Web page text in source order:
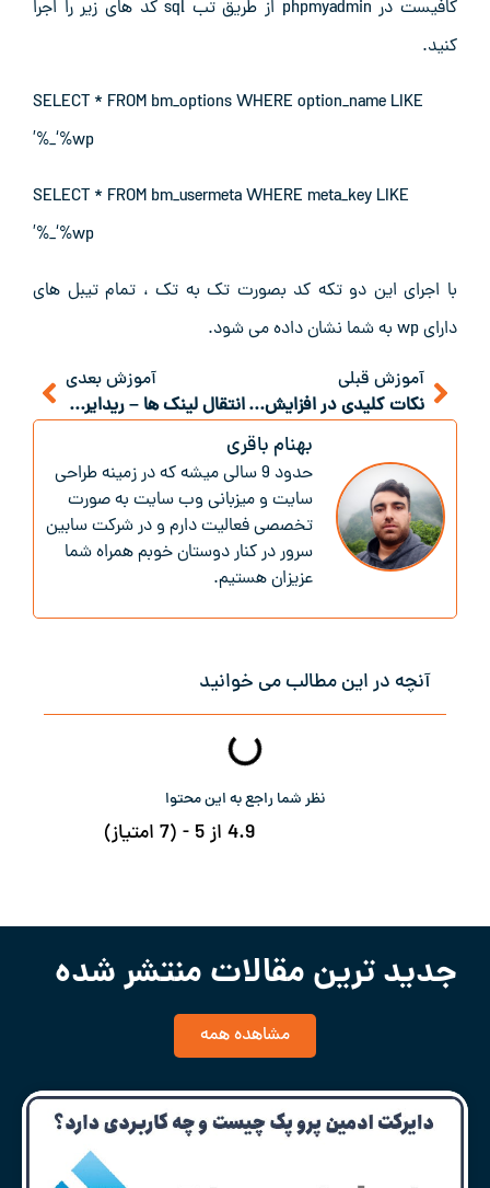
کافیست در phpmyadmin از طریق تب sql کد های زیر را اجرا
کنید.
SELECT * FROM bm_options WHERE option_name LIKE
‘%wp_%’
SELECT * FROM bm_usermeta WHERE meta_key LIKE
‘%wp_%’
با اجرای این دو تکه کد بصورت تک به تک ، تمام تیبل های
دارای wp به شما نشان داده می شود.
آموزش قبلی
نکات کلیدی در افزایش امنیت وردپرس
آموزش بعدی
انتقال لینک ها – ریدایرکت جداگانه صفحات
بهنام باقری
حدود 9 سالی میشه که در زمینه طراحی
سایت و میزبانی وب سایت به صورت
تخصصی فعالیت دارم و در شرکت سابین
سرور در کنار دوستان خوبم همراه شما
عزیزان هستیم.
آنچه در این مطالب می خوانید
نظر شما راجع به این محتوا
4.9 از 5 - (7 امتیاز)
جدید ترین مقالات منتشر شده
مشاهده همه